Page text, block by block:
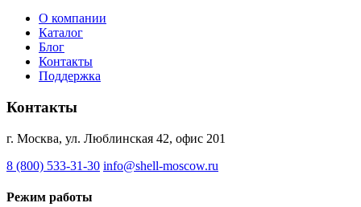
О компании
Каталог
Блог
Контакты
Поддержка
Контакты
г. Москва, ул. Люблинская 42, офис 201
8 (800) 533-31-30 info@shell-moscow.ru
Режим работы